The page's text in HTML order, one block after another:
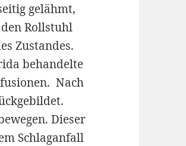
gelähmt,
Rollstuhl
Zustandes.
behandelte
Nach
Dieser
Schlaganfall